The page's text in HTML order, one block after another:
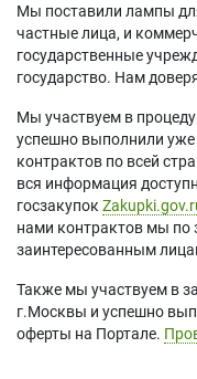
Мы поставили лампы
частные лица, и
государственные
государство. Нам
Мы участвуем в
успешно выполнили уже
контрактов по всей
вся информация
госзакупок
нами контрактов мы по
заинтересованным
Также мы участвуем в
г.Москвы и успешно
оферты на Портале.